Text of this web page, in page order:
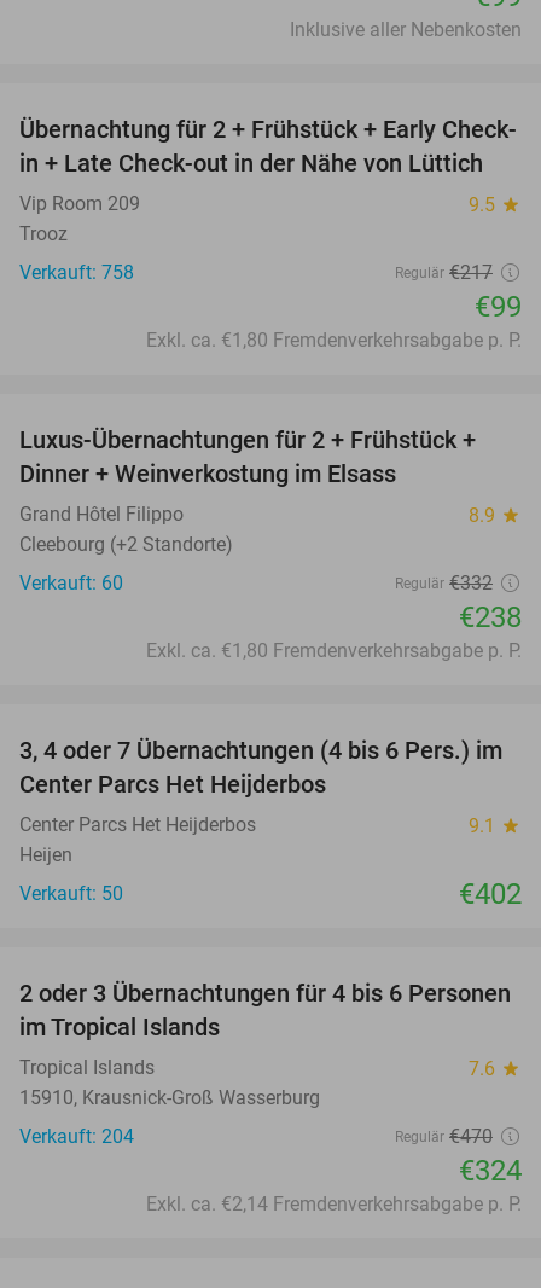
Inklusive aller Nebenkosten
54%
Übernachtung für 2 + Frühstück + Early Check-
in + Late Check-out in der Nähe von Lüttich
Vip Room 209 9.5 star
Trooz
Verkauft: 758
Regulär €217
€99
Exkl. ca. €1,80 Fremdenverkehrsabgabe p. P.
28%
Luxus-Übernachtungen für 2 + Frühstück +
Dinner + Weinverkostung im Elsass
Grand Hôtel Filippo 8.9 star
Cleebourg (+2 Standorte)
Verkauft: 60
Regulär €332
€238
Exkl. ca. €1,80 Fremdenverkehrsabgabe p. P.
3, 4 oder 7 Übernachtungen (4 bis 6 Pers.) im
Center Parcs Het Heijderbos
Center Parcs Het Heijderbos 9.1 star
Heijen
Verkauft: 50
€402
31%
2 oder 3 Übernachtungen für 4 bis 6 Personen
im Tropical Islands
Tropical Islands 7.6 star
15910, Krausnick-Groß Wasserburg
Verkauft: 204
Regulär €470
€324
Exkl. ca. €2,14 Fremdenverkehrsabgabe p. P.